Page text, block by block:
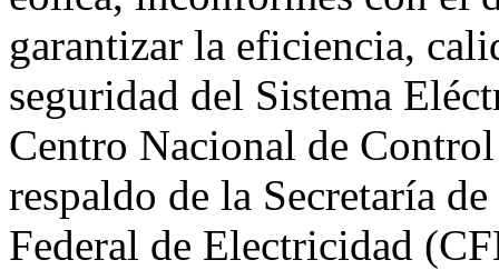
garantizar la eficiencia,
seguridad del Sistema
Centro Nacional de
respaldo de la Secretaría
Federal de Electricidad